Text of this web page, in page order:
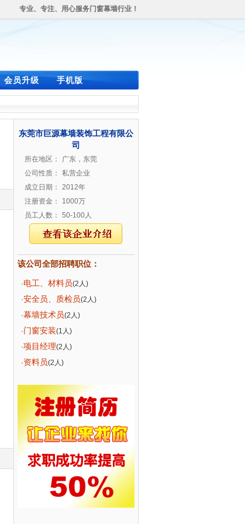
专业、专注、用心服务门窗幕墙行业！
会员升级 手机版
东莞市巨源幕墙装饰工程有限公
司
所在地区：
广东，东莞
公司性质：
私营企业
成立日期：
2012年
注册资金：
1000万
员工人数：
50-100人
该公司全部招聘职位：
·电工、材料员(2人)
·安全员、质检员(2人)
·幕墙技术员(2人)
·门窗安装(1人)
·项目经理(2人)
·资料员(2人)